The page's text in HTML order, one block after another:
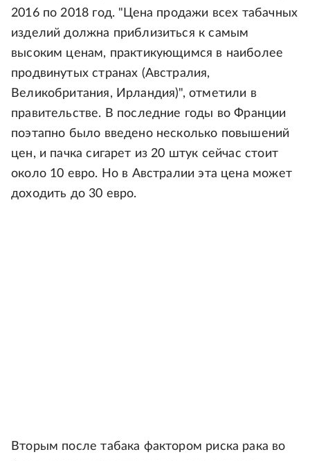
2016 по 2018 год. "Цена продажи всех табачных
изделий должна приблизиться к самым
высоким ценам, практикующимся в наиболее
продвинутых странах (Австралия,
Великобритания, Ирландия)", отметили в
правительстве. В последние годы во Франции
поэтапно было введено несколько повышений
цен, и пачка сигарет из 20 штук сейчас стоит
около 10 евро. Но в Австралии эта цена может
доходить до 30 евро.
Вторым после табака фактором риска рака во